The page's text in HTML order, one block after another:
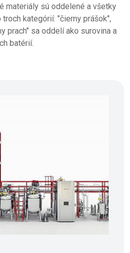
materiály sú oddelené a všetky
kategórií: "čierny prášok",
prach" sa oddelí ako surovina a
batérií.